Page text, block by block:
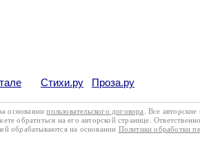
Стихи.ру Проза.ру
основаниипользовательского договора
. Все
обратиться на его авторской странице.
обрабатываются на основании Политики обработки